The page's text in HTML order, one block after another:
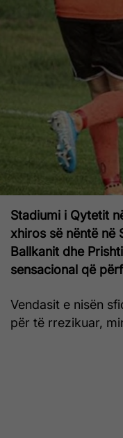
Stadiumi i Qytetit
xhiros së nëntë në
Ballkanit dhe
sensacional që
Vendasit e nisën
për të rrezikuar,